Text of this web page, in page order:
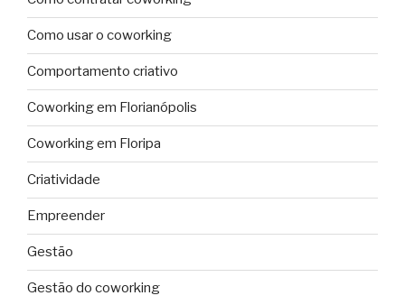
Como usar o coworking
Comportamento criativo
Coworking em Florianópolis
Coworking em Floripa
Criatividade
Empreender
Gestão
Gestão do coworking